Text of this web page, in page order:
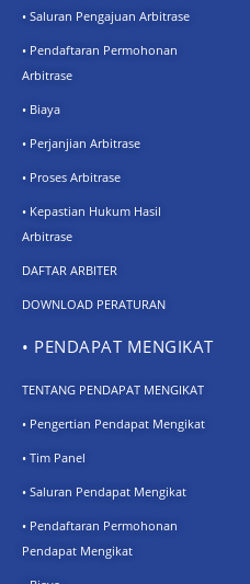
• Saluran Pengajuan Arbitrase
• Pendaftaran Permohonan
Arbitrase
• Biaya
• Perjanjian Arbitrase
• Proses Arbitrase
• Kepastian Hukum Hasil
Arbitrase
DAFTAR ARBITER
DOWNLOAD PERATURAN
• PENDAPAT MENGIKAT
TENTANG PENDAPAT MENGIKAT
• Pengertian Pendapat Mengikat
• Tim Panel
• Saluran Pendapat Mengikat
• Pendaftaran Permohonan
Pendapat Mengikat